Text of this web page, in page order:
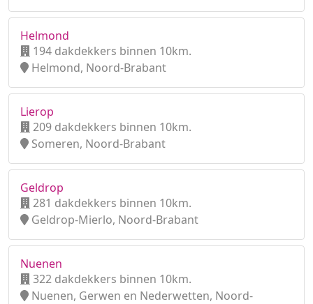
Helmond
194 dakdekkers binnen 10km.
Helmond, Noord-Brabant
Lierop
209 dakdekkers binnen 10km.
Someren, Noord-Brabant
Geldrop
281 dakdekkers binnen 10km.
Geldrop-Mierlo, Noord-Brabant
Nuenen
322 dakdekkers binnen 10km.
Nuenen, Gerwen en Nederwetten, Noord-